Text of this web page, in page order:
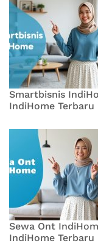
Smartbisnis
IndiHome Terbaru
Sewa Ont
IndiHome Terbaru